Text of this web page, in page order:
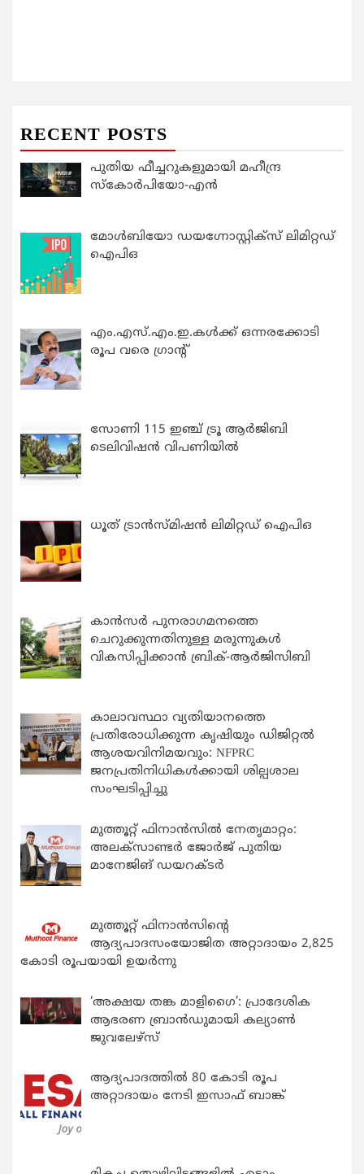
RECENT POSTS
പുതിയ ഫീച്ചറുകളുമായി മഹീന്ദ്ര
സ്കോർപിയോ-എൻ
മോൾബിയോ ഡയഗ്നോസ്റ്റിക്സ് ലിമിറ്റഡ്
ഐപിഒ
എം.എസ്.എം.ഇ.കൾക്ക് ഒന്നരക്കോടി
രൂപ വരെ ഗ്രാന്റ്
സോണി 115 ഇഞ്ച് ട്രൂ ആർജിബി
ടെലിവിഷൻ വിപണിയിൽ
ധൂത് ട്രാൻസ്മിഷൻ ലിമിറ്റഡ് ഐപിഒ
കാന്‍സര്‍ പുനരാഗമനത്തെ
ചെറുക്കുന്നതിനുള്ള മരുന്നുകള്‍
വികസിപ്പിക്കാന്‍ ബ്രിക്-ആര്‍ജിസിബി
കാലാവസ്ഥാ വ്യതിയാനത്തെ
പ്രതിരോധിക്കുന്ന കൃഷിയും ഡിജിറ്റൽ
ആശയവിനിമയവും: NFPRC
ജനപ്രതിനിധികൾക്കായി ശില്പശാല
സംഘടിപ്പിച്ചു
മുത്തൂറ്റ് ഫിനാൻസിൽ നേതൃമാറ്റം:
അലക്സാണ്ടർ ജോർജ് പുതിയ
മാനേജിങ് ഡയറക്ടർ
മുത്തൂറ്റ് ഫിനാൻസിന്റെ
ആദ്യപാദസംയോജിത അറ്റാദായം 2,825
കോടി രൂപയായി ഉയർന്നു
‘അക്ഷയ തങ്ക മാളിഗൈ’: പ്രാദേശിക
ആഭരണ ബ്രാന്‍ഡുമായി കല്യാണ്‍
ജുവലേഴ്‌സ്
ആദ്യപാദത്തിൽ 80 കോടി രൂപ
അറ്റാദായം നേടി ഇസാഫ് ബാങ്ക്